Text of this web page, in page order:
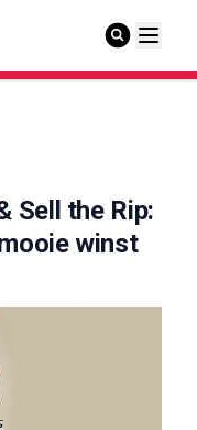
Sell the Rip:
winst